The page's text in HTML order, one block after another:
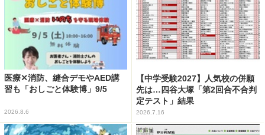
医療✕消防、縫合デモやAED講
習も「おしごと体験博」9/5
2026.8.6
【中学受験2027】人気校の併願
先は…四谷大塚「第2回合不合判
定テスト」結果
2026.7.16